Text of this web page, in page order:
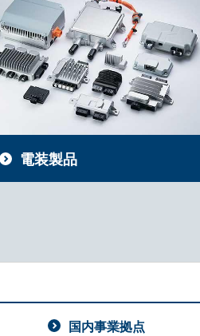
電装製品
国内事業拠点